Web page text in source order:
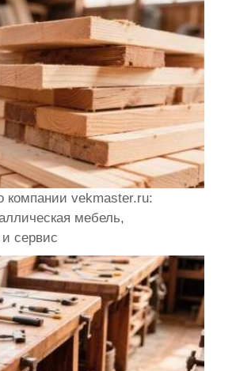
компании vekmaster.ru:
мебель,
сервис